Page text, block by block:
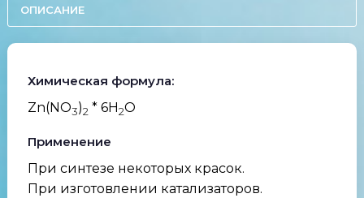
ОПИСАНИЕ
Химическая формула:
Zn(NO3)2 * 6H2O
Применение
При синтезе некоторых красок.
При изготовлении катализаторов.